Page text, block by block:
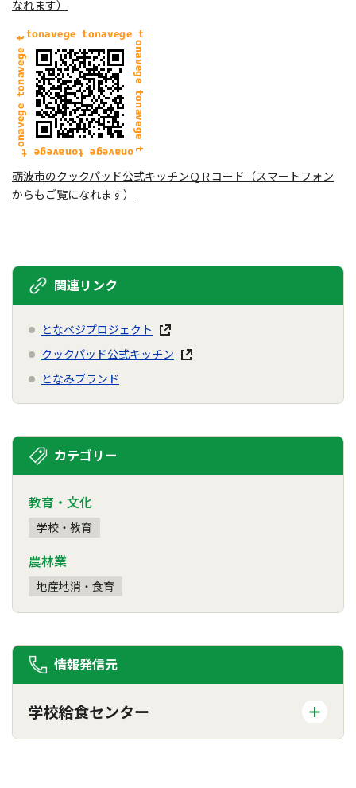
なれます）
砺波市のクックパッド公式キッチンＱＲコード（スマートフォン
からもご覧になれます）
関連リンク
となベジプロジェクト
クックパッド公式キッチン
となみブランド
カテゴリー
教育・文化
学校・教育
農林業
地産地消・食育
情報発信元
学校給食センター